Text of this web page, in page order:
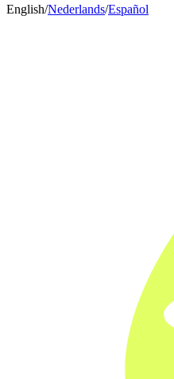
English/Nederlands/Español